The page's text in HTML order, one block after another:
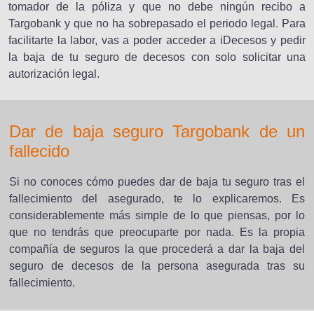
tomador de la póliza y que no debe ningún recibo a
Targobank y que no ha sobrepasado el periodo legal. Para
facilitarte la labor, vas a poder acceder a iDecesos y pedir
la baja de tu seguro de decesos con solo solicitar una
autorización legal.
Dar de baja seguro Targobank de un
fallecido
Si no conoces cómo puedes dar de baja tu seguro tras el
fallecimiento del asegurado, te lo explicaremos. Es
considerablemente más simple de lo que piensas, por lo
que no tendrás que preocuparte por nada. Es la propia
compañía de seguros la que procederá a dar la baja del
seguro de decesos de la persona asegurada tras su
fallecimiento.